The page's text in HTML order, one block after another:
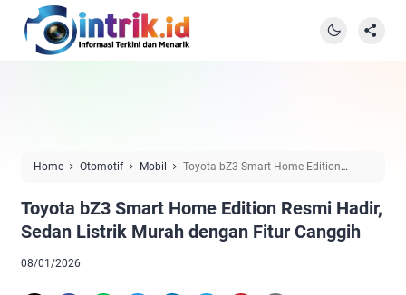
Home Otomotif Mobil
Toyota bZ3 Smart Home Edition
Toyota bZ3 Smart Home Edition Resmi Hadir,
Sedan Listrik Murah dengan Fitur Canggih
08/01/2026